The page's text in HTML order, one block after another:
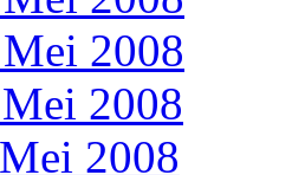
2008
2008
2008